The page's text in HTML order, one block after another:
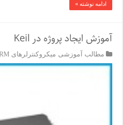
ادامه نوشته »
آموزش ایجاد پروژه در Keil
مطالب آموزشی میکروکنترلرهای ARM